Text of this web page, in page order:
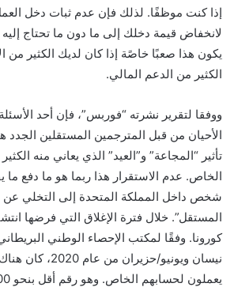
إذا كنت موظفًا. لذلك فإن عدم ثبات دخل
لانخفاض ​قيمة ​دخلك إلى ما دون ما تحتاج
يكون هذا صعبًا خاصًة إذا كان لديك الكثير من
الكثير من الدعم المالي.
ووفقا لتقرير نشرته “فوربس”، فإن أحد
الأحيان من قبل المترجمين المستقلين الجدد
تأثير “المجاعة” و”العيد” الذي يعاني منه
الخاص. عدم الاستقرار هذا ربما هو ما دفع
شخص داخل المملكة المتحدة إلى التخلي عن
المستقل”. خلال فترة الإغلاق التي فرضها